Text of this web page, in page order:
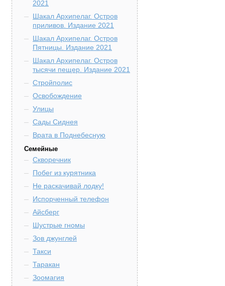
2021
Шакал Архипелаг. Остров
приливов. Издание 2021
Шакал Архипелаг. Остров
Пятницы. Издание 2021
Шакал Архипелаг. Остров
тысячи пещер. Издание 2021
Стройполис
Освобождение
Улицы
Сады Сиднея
Врата в Поднебесную
Семейные
Скворечник
Побег из курятника
Не раскачивай лодку!
Испорченный телефон
Айсберг
Шустрые гномы
Зов джунглей
Такси
Таракан
Зоомагия